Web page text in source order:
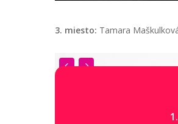
3. miesto: Tamara